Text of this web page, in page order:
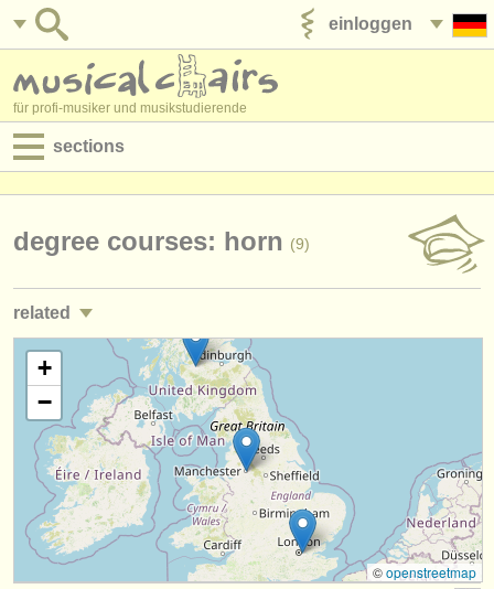
einloggen
für profi-musiker und musikstudierende
sections
jobs - verwaltung
degree courses
kurse
musikwettbewerbe
instrumentenverkauf
gestohlene instrumente
degree courses: horn (9)
related
jobs - aufführung: horn (19)
masterclass horn (8)
wettbewerb horn (3)
kleinanzeigen horn (3)
horn verloren
+
−
©openstreetmap